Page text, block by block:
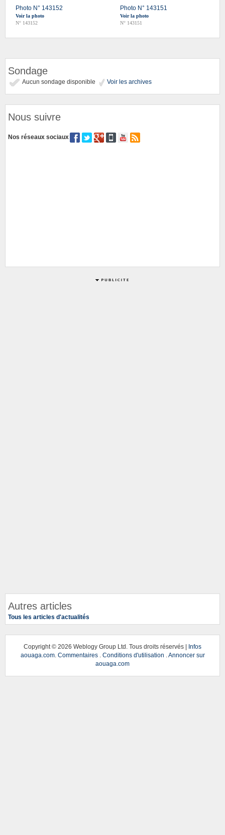
Photo N° 143152
Voir la photo
N° 143152
Photo N° 143151
Voir la photo
N° 143151
Sondage
Aucun sondage disponible Voir les archives
Nous suivre
Nos réseaux sociaux
Autres articles
Tous les articles d'actualités
Copyright © 2026 Weblogy Group Ltd. Tous droits réservés |
Infos
aouaga.com. Commentaires. Conditions d'utilisation .Annoncer sur
aouaga.com